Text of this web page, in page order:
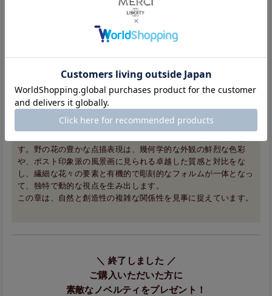
えます。中世写本の縁飾り、シュルレアリスム的な構図、ペルシ
ャのミニアチュール庭園に加え、静謐な日本の禅庭が調和し、活
力と静けさの対比を生み出します。これらのデザインは、時代を
経て培われた構造と形態、理念と美の探求を呼び起こします。
Painted Garden
（ペインテッド・ガーデン）
自らの手で育てた庭の風景からインスピレーションを得た芸術家
を探求します。
す。野の花の豊かな点描表現は、幾何学的な外観の鮮烈な色彩
や、ポスト印象派の風景画に見られる卓越した質感と対比をな
し、繊細な花々の要素と有機的で彫刻的なフォルムが一体となっ
て、独特で動的な視点を生み出します。
この章は、自然と創造性の複雑な関係性を見事に捉えています。
＼ 終了しました ／
ご購入いただいた方に
素敵なノベルティをプレゼント！